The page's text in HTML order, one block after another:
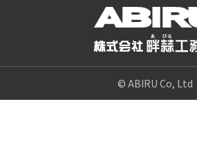
© ABIRU Co, Ltd